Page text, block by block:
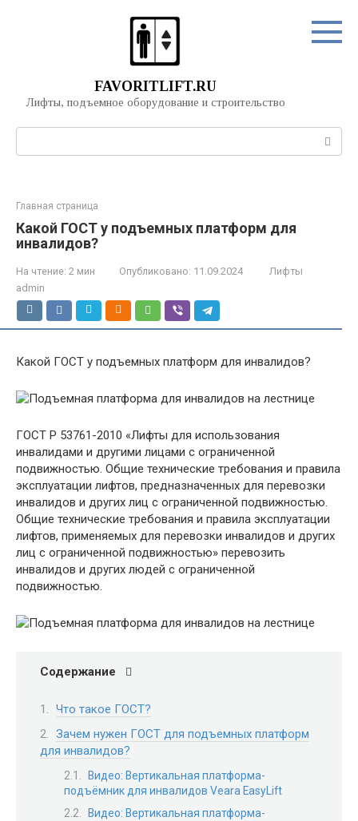
FAVORITLIFT.RU
Лифты, подъемное оборудование и строительство
Главная страница
Какой ГОСТ у подъемных платформ для
инвалидов?
На чтение: 2 мин Опубликовано: 11.09.2024
Лифты
admin
Какой ГОСТ у подъемных платформ для инвалидов?
ГОСТ Р 53761-2010 «Лифты для использования
инвалидами и другими лицами с ограниченной
подвижностью. Общие технические требования и правила
эксплуатации лифтов, предназначенных для перевозки
инвалидов и других лиц с ограниченной подвижностью.
Общие технические требования и правила эксплуатации
лифтов, применяемых для перевозки инвалидов и других
лиц с ограниченной подвижностью» перевозить
инвалидов и других людей с ограниченной
подвижностью.
Содержание
Что такое ГОСТ?
Зачем нужен ГОСТ для подъемных платформ
для инвалидов?
Видео: Вертикальная платформа-
подъёмник для инвалидов Veara EasyLift
Видео: Вертикальная платформа-